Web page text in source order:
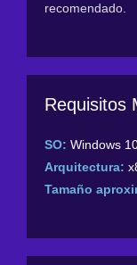
recomendado.
Requisitos
SO: Windows
Arquitectura:
Tamaño